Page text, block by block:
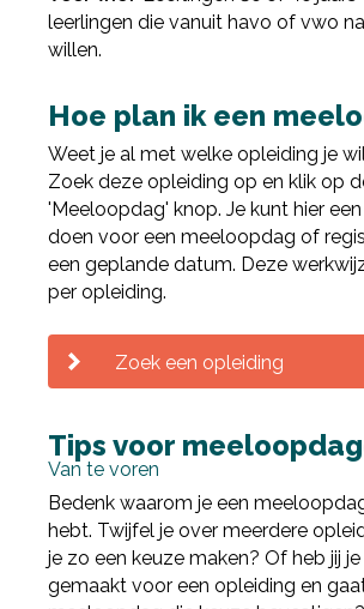
leerlingen die vanuit havo of vwo
willen.
Hoe plan ik een
Weet je al met welke opleiding je
Zoek deze opleiding op en klik op
'Meeloopdag' knop. Je kunt hier
doen voor een meeloopdag of
een geplande datum. Deze
per opleiding.
Zoek een opleiding
Tips voor
Van te voren
Bedenk waarom je een
hebt. Twijfel je over meerdere
je zo een keuze maken? Of heb jij
gemaakt voor een opleiding en